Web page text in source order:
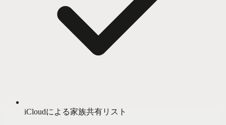
iCloudによる家族共有リスト